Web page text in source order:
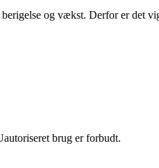
og vækst. Derfor er det
brug er forbudt.